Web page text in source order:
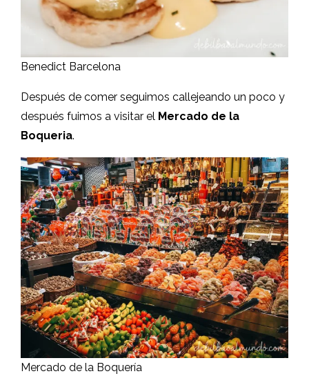
Benedict Barcelona
Después de comer seguimos callejeando un poco y
después fuimos a visitar el Mercado de la
Boqueria.
Mercado de la Boquería